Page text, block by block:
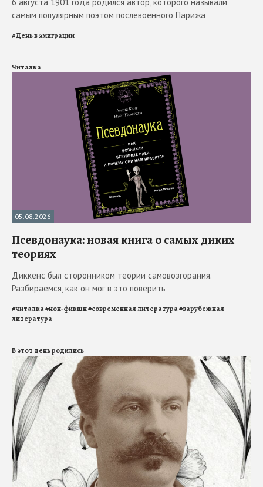
самым популярным поэтом послевоенного Парижа
#День в эмиграции
Читалка
05.08.2026
Псевдонаука: новая книга о самых диких
теориях
Диккенс был сторонником теории самовозгорания.
Разбираемся, как он мог в это поверить
#читалка#нон-фикшн#современная литература#зарубежная
литература
В этот день родились